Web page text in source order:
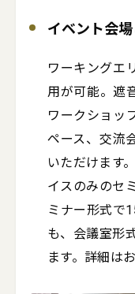
イベント会
ワーキングエ
用が可能。遮
ワークショッ
ペース、交流
いただけます。
イスのみのセ
ミナー形式で
も、会議室形
ます。詳細は